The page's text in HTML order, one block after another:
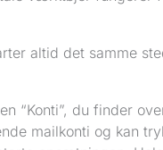
altid det samme
“Konti”, du finder
mailkonti og kan